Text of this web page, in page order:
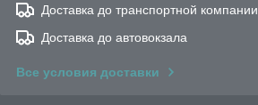
Доставка до транспортной компании
Доставка до автовокзала
Все условия доставки